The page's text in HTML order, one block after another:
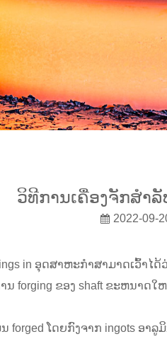
ວິທີການເຄື່ອງຈັກສໍາ
2022-09-
in ອຸດສາຫະກໍາສາມາດເວົ້າໄ
ນ forging ຂອງ shaft ຂະຫນາດໃ
ໂດຍກົງຈາກ ingots ອາ